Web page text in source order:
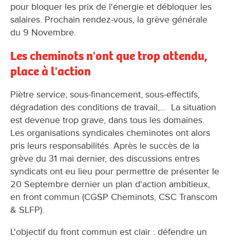
pour bloquer les prix de l'énergie et débloquer les
salaires. Prochain rendez-vous, la grève générale
du 9 Novembre.
Les cheminots n'ont que trop attendu,
place à l'action
Piètre service, sous-financement, sous-effectifs,
dégradation des conditions de travail,... La situation
est devenue trop grave, dans tous les domaines.
Les organisations syndicales cheminotes ont alors
pris leurs responsabilités. Après le succès de la
grève du 31 mai dernier, des discussions entres
syndicats ont eu lieu pour permettre de présenter le
20 Septembre dernier un plan d'action ambitieux,
en front commun (CGSP Cheminots, CSC Transcom
& SLFP).
L'objectif du front commun est clair : défendre un